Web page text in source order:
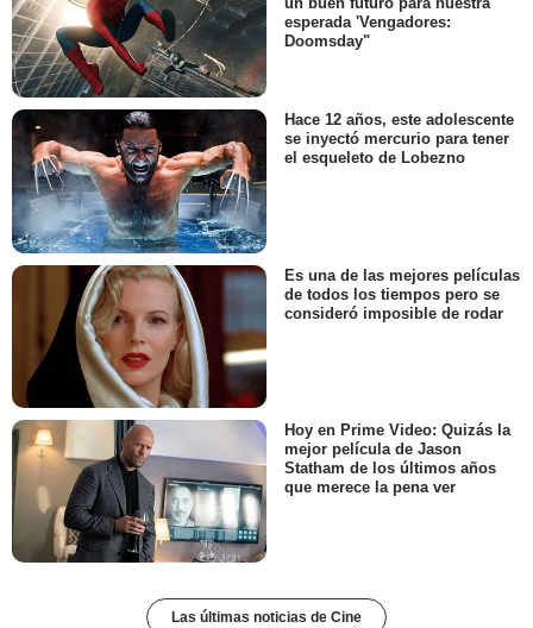
esperada 'Vengadores:
Doomsday"
Hace 12 años, este adolescente
se inyectó mercurio para tener
el esqueleto de Lobezno
Es una de las mejores películas
de todos los tiempos pero se
consideró imposible de rodar
Hoy en Prime Video: Quizás la
mejor película de Jason
Statham de los últimos años
que merece la pena ver
Las últimas noticias de Cine